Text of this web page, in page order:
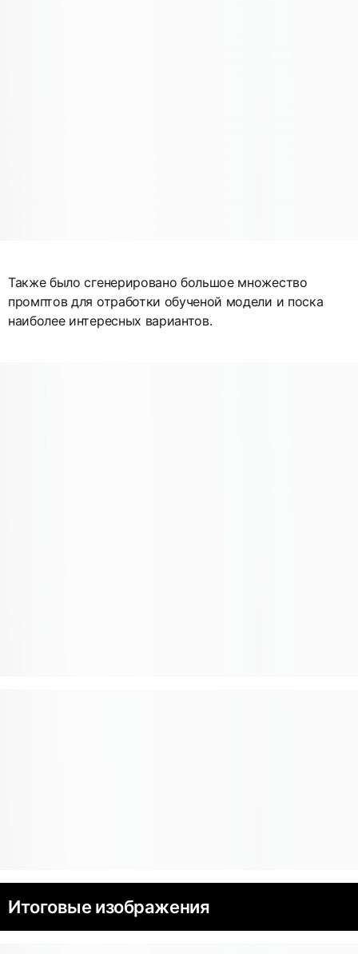
Также было сгенерировано большое множество
промптов для отработки обученой модели и поска
наиболее интересных вариантов.
Итоговые изображения